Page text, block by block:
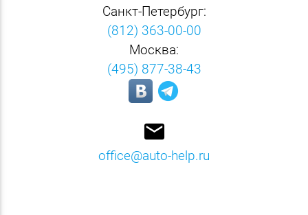
Санкт-Петербург:
(812) 363-00-00
Москва:
(495) 877-38-43
email
office@auto-help.ru